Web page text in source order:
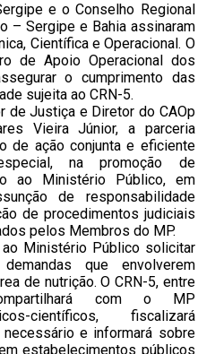
e o Conselho Regional
– Sergipe e Bahia assinaram
Científica e Operacional. O
de Apoio Operacional dos
o cumprimento das
sujeita ao CRN-5.
de Justiça e Diretor do CAOp
Vieira Júnior, a parceria
de ação conjunta e eficiente
na promoção de
ao Ministério Público, em
de responsabilidade
de procedimentos judiciais
pelos Membros do MP.
Ministério Público solicitar
que envolverem
de nutrição. O CRN-5, entre
com o MP
científicos, fiscalizará
e informará sobre
estabelecimentos públicos